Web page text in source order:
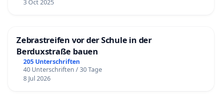
3 Oct 2025
Zebrastreifen vor der Schule in der
Berduxstraße bauen
205 Unterschriften
40 Unterschriften / 30 Tage
8 Jul 2026